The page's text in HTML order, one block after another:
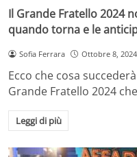
Il Grande Fratello 2024
quando torna e le
Sofia Ferrara Ottobre 8, 2024
Ecco che cosa
Grande Fratello 2024
Leggi di più